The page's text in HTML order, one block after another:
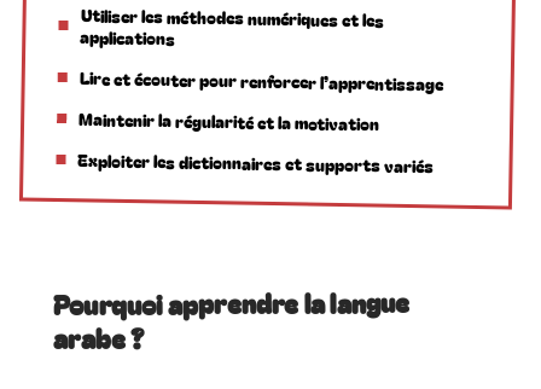
Utiliser les méthodes numériques et les
applications
Lire et écouter pour renforcer l’apprentissage
Maintenir la régularité et la motivation
Exploiter les dictionnaires et supports variés
Pourquoi apprendre la langue
arabe ?